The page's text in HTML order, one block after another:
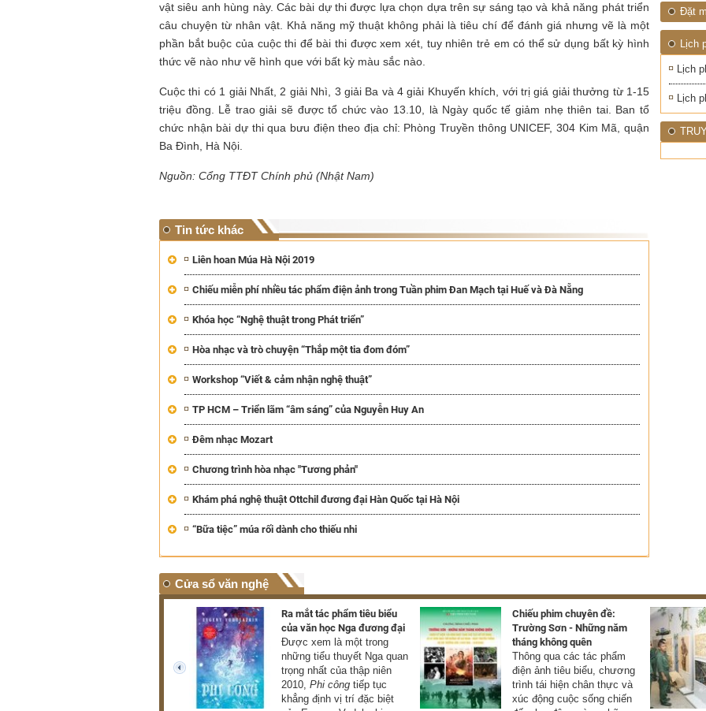
vật siêu anh hùng này. Các bài dự thi được lựa chọn dựa trên sự sáng tạo và khả năng phát triển
câu chuyện từ nhân vật. Khả năng mỹ thuật không phải là tiêu chí để đánh giá nhưng vẽ là một
phần bắt buộc của cuộc thi để bài thi được xem xét, tuy nhiên trẻ em có thể sử dụng bất kỳ hình
thức vẽ nào như vẽ hình que với bất kỳ màu sắc nào.
Cuộc thi có 1 giải Nhất, 2 giải Nhì, 3 giải Ba và 4 giải Khuyến khích, với trị giá giải thưởng từ 1-15
triệu đồng. Lễ trao giải sẽ được tổ chức vào 13.10, là Ngày quốc tế giảm nhẹ thiên tai. Ban tổ
chức nhận bài dự thi qua bưu điện theo địa chỉ: Phòng Truyền thông UNICEF, 304 Kim Mã, quận
Ba Đình, Hà Nội.
Nguồn: Cổng TTĐT Chính phủ (Nhật Nam)
Tin tức khác
Liên hoan Múa Hà Nội 2019
Chiếu miễn phí nhiều tác phẩm điện ảnh trong Tuần phim Đan Mạch tại Huế và Đà Nẵng
Khóa học “Nghệ thuật trong Phát triển”
Hòa nhạc và trò chuyện “Thắp một tia đom đóm”
Workshop “Viết & cảm nhận nghệ thuật”
TP HCM – Triển lãm “âm sáng” của Nguyễn Huy An
Đêm nhạc Mozart
Chương trình hòa nhạc "Tương phản"
Khám phá nghệ thuật Ottchil đương đại Hàn Quốc tại Hà Nội
“Bữa tiệc” múa rối dành cho thiếu nhi
Đặt
Lịch
Lịch
Lịch
Cửa sổ văn nghệ
phẩm tiêu biểu thuộc nhiều
Ra mắt tác phẩm tiêu biểu
của văn học Nga đương đại
Được xem là một trong
những tiểu thuyết Nga quan
trọng nhất của thập niên
2010, Phi công tiếp tục
khẳng định vị trí đặc biệt
Chiếu phim chuyên đề:
Trường Sơn - Những năm
tháng không quên
Thông qua các tác phẩm
điện ảnh tiêu biểu, chương
trình tái hiện chân thực và
xúc động cuộc sống chiến
prev